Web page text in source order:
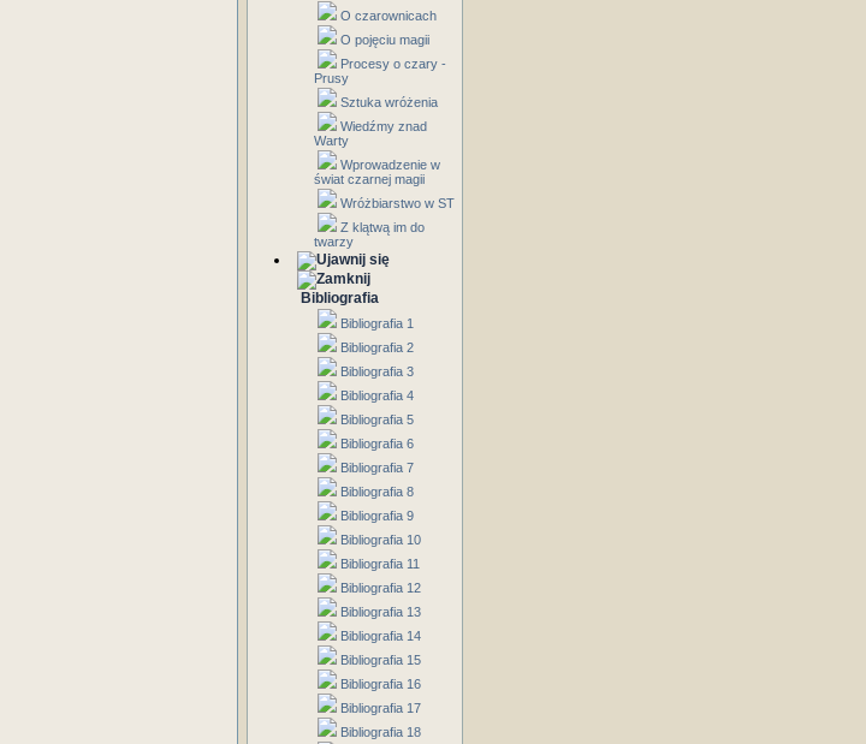
O czarownicach
O pojęciu magii
Procesy o czary -
Prusy
Sztuka wróżenia
Wiedźmy znad
Warty
Wprowadzenie w
świat czarnej magii
Wróżbiarstwo w ST
Z klątwą im do
twarzy
Bibliografia
Bibliografia 1
Bibliografia 2
Bibliografia 3
Bibliografia 4
Bibliografia 5
Bibliografia 6
Bibliografia 7
Bibliografia 8
Bibliografia 9
Bibliografia 10
Bibliografia 11
Bibliografia 12
Bibliografia 13
Bibliografia 14
Bibliografia 15
Bibliografia 16
Bibliografia 17
Bibliografia 18